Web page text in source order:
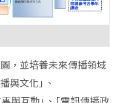
圖 ， 並培養未來傳播領域
與文化 」 、